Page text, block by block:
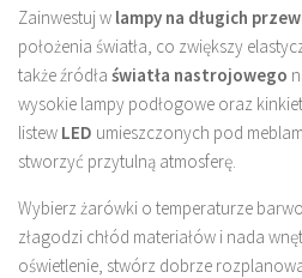
Zainwestuj w lampy na długich
położenia światła, co zwiększy
także źródła światła nastrojowego
wysokie lampy podłogowe oraz
listew LED umieszczonych pod
stworzyć przytulną atmosferę.
Wybierz żarówki o temperaturze
złagodzi chłód materiałów i nada
oświetlenie, stwórz dobrze